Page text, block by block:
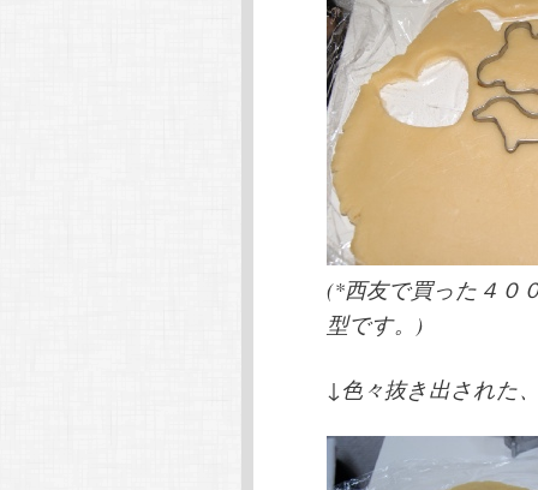
(*西友で買った４０
型です。)
↓色々抜き出された